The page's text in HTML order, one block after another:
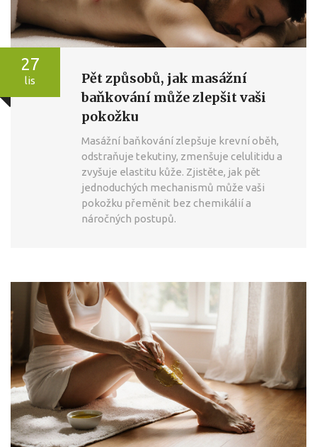
27
lis
Pět způsobů, jak masážní
baňkování může zlepšit vaši
pokožku
Masážní baňkování zlepšuje krevní oběh,
odstraňuje tekutiny, zmenšuje celulitidu a
zvyšuje elastitu kůže. Zjistěte, jak pět
jednoduchých mechanismů může vaši
pokožku přeměnit bez chemikálií a
náročných postupů.